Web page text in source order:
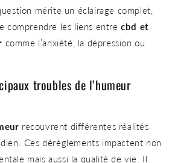
mérite un éclairage complet,
comprendre les liens entrecbd et
comme l’anxiété, la dépression ou
troubles de l’humeur
recouvrent différentes réalités
Ces dérèglements impactent non
mais aussi la qualité de vie. Il